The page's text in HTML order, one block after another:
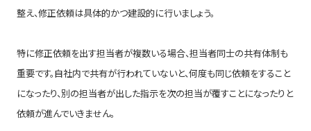
整え、修正依頼は具体的かつ建設的に行いましょう。
特に修正依頼を出す担当者が複数いる場合、担当者同士の共有体制も
重要です。自社内で共有が行われていないと、何度も同じ依頼をすること
になったり、別の担当者が出した指示を次の担当が覆すことになったりと
依頼が進んでいきません。